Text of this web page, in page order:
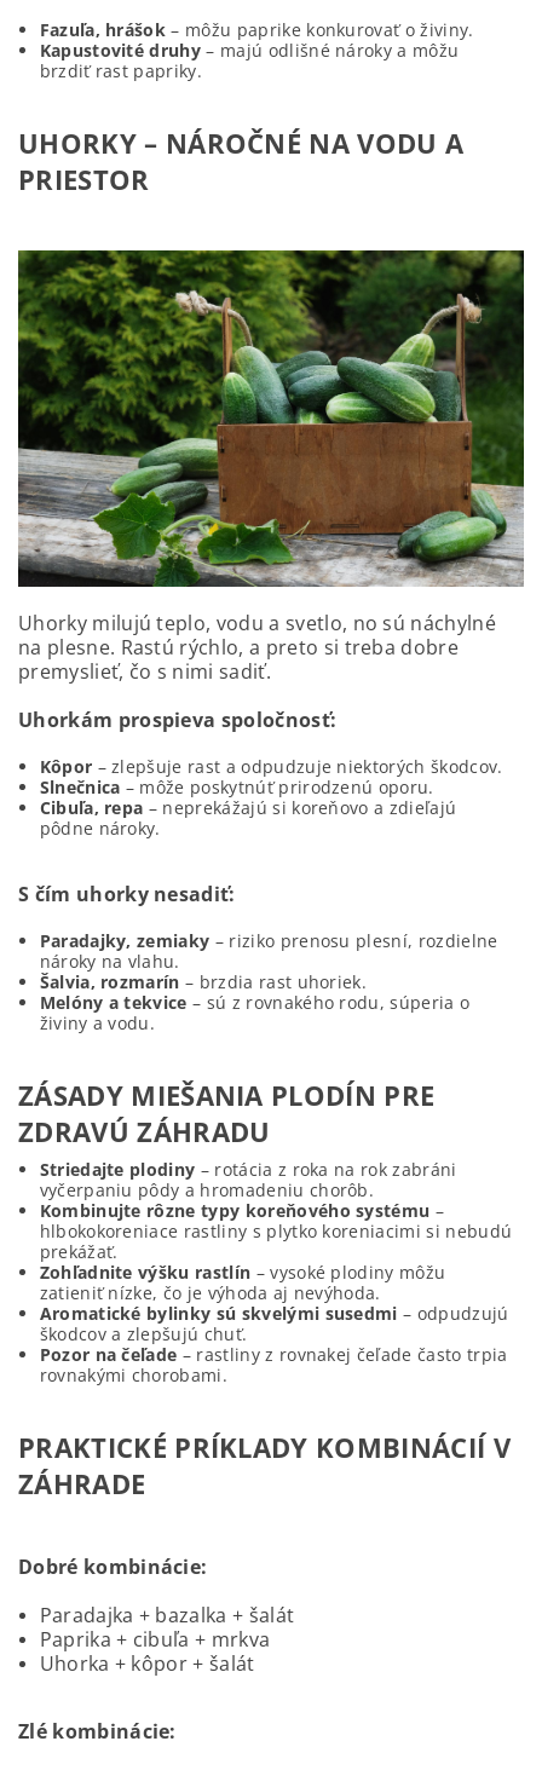
Fazuľa, hrášok – môžu paprike konkurovať o živiny.
Kapustovité druhy – majú odlišné nároky a môžu
brzdiť rast papriky.
UHORKY – NÁROČNÉ NA VODU A
PRIESTOR
Uhorky milujú teplo, vodu a svetlo, no sú náchylné
na plesne. Rastú rýchlo, a preto si treba dobre
premyslieť, čo s nimi sadiť.
Uhorkám prospieva spoločnosť:
Kôpor – zlepšuje rast a odpudzuje niektorých škodcov.
Slnečnica – môže poskytnúť prirodzenú oporu.
Cibuľa, repa – neprekážajú si koreňovo a zdieľajú
pôdne nároky.
S čím uhorky nesadiť:
Paradajky, zemiaky – riziko prenosu plesní, rozdielne
nároky na vlahu.
Šalvia, rozmarín – brzdia rast uhoriek.
Melóny a tekvice – sú z rovnakého rodu, súperia o
živiny a vodu.
ZÁSADY MIEŠANIA PLODÍN PRE
ZDRAVÚ ZÁHRADU
Striedajte plodiny – rotácia z roka na rok zabráni
vyčerpaniu pôdy a hromadeniu chorôb.
Kombinujte rôzne typy koreňového systému –
hlbokokoreniace rastliny s plytko koreniacimi si nebudú
prekážať.
Zohľadnite výšku rastlín – vysoké plodiny môžu
zatieniť nízke, čo je výhoda aj nevýhoda.
Aromatické bylinky sú skvelými susedmi – odpudzujú
škodcov a zlepšujú chuť.
Pozor na čeľade – rastliny z rovnakej čeľade často trpia
rovnakými chorobami.
PRAKTICKÉ PRÍKLADY KOMBINÁCIÍ V
ZÁHRADE
Dobré kombinácie:
Paradajka + bazalka + šalát
Paprika + cibuľa + mrkva
Uhorka + kôpor + šalát
Zlé kombinácie: